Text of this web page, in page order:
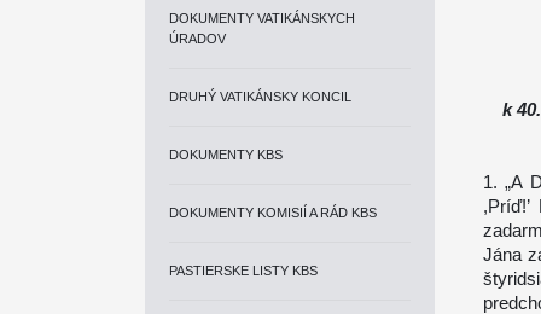
DOKUMENTY VATIKÁNSKYCH
ÚRADOV
DRUHÝ VATIKÁNSKY KONCIL
DOKUMENTY KBS
DOKUMENTY KOMISIÍ A RÁD KBS
PASTIERSKE LISTY KBS
k
1. „A
Jána